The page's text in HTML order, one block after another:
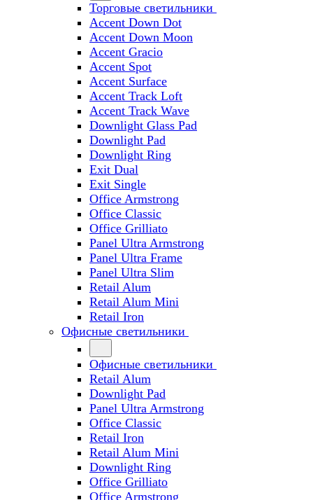
Торговые светильники
Accent Down Dot
Accent Down Moon
Accent Gracio
Accent Spot
Accent Surface
Accent Track Loft
Accent Track Wave
Downlight Glass Pad
Downlight Pad
Downlight Ring
Exit Dual
Exit Single
Office Armstrong
Office Classic
Office Grilliato
Panel Ultra Armstrong
Panel Ultra Frame
Panel Ultra Slim
Retail Alum
Retail Alum Mini
Retail Iron
Офисные светильники
Офисные светильники
Retail Alum
Downlight Pad
Panel Ultra Armstrong
Office Classic
Retail Iron
Retail Alum Mini
Downlight Ring
Office Grilliato
Office Armstrong